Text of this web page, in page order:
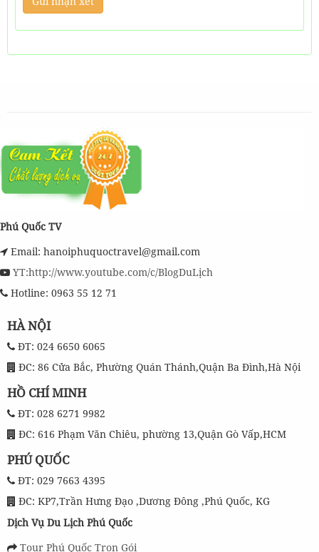
Phú Quốc TV
Email: hanoiphuquoctravel@gmail.com
YT:http://www.youtube.com/c/BlogDuLịch
Hotline: 0963 55 12 71
HÀ NỘI
ĐT: 024 6650 6065
ĐC: 86 Cửa Bắc, Phường Quán Thánh,Quận Ba Đình,Hà Nội
HỒ CHÍ MINH
ĐT: 028 6271 9982
ĐC: 616 Phạm Văn Chiêu, phường 13,Quận Gò Vấp,HCM
PHÚ QUỐC
ĐT: 029 7663 4395
ĐC: KP7,Trần Hưng Đạo ,Dương Đông ,Phú Quốc, KG
Dịch Vụ Du Lịch Phú Quốc
Tour Phú Quốc Trọn Gói